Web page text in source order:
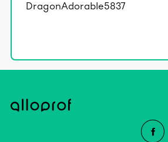
DragonAdorable5837